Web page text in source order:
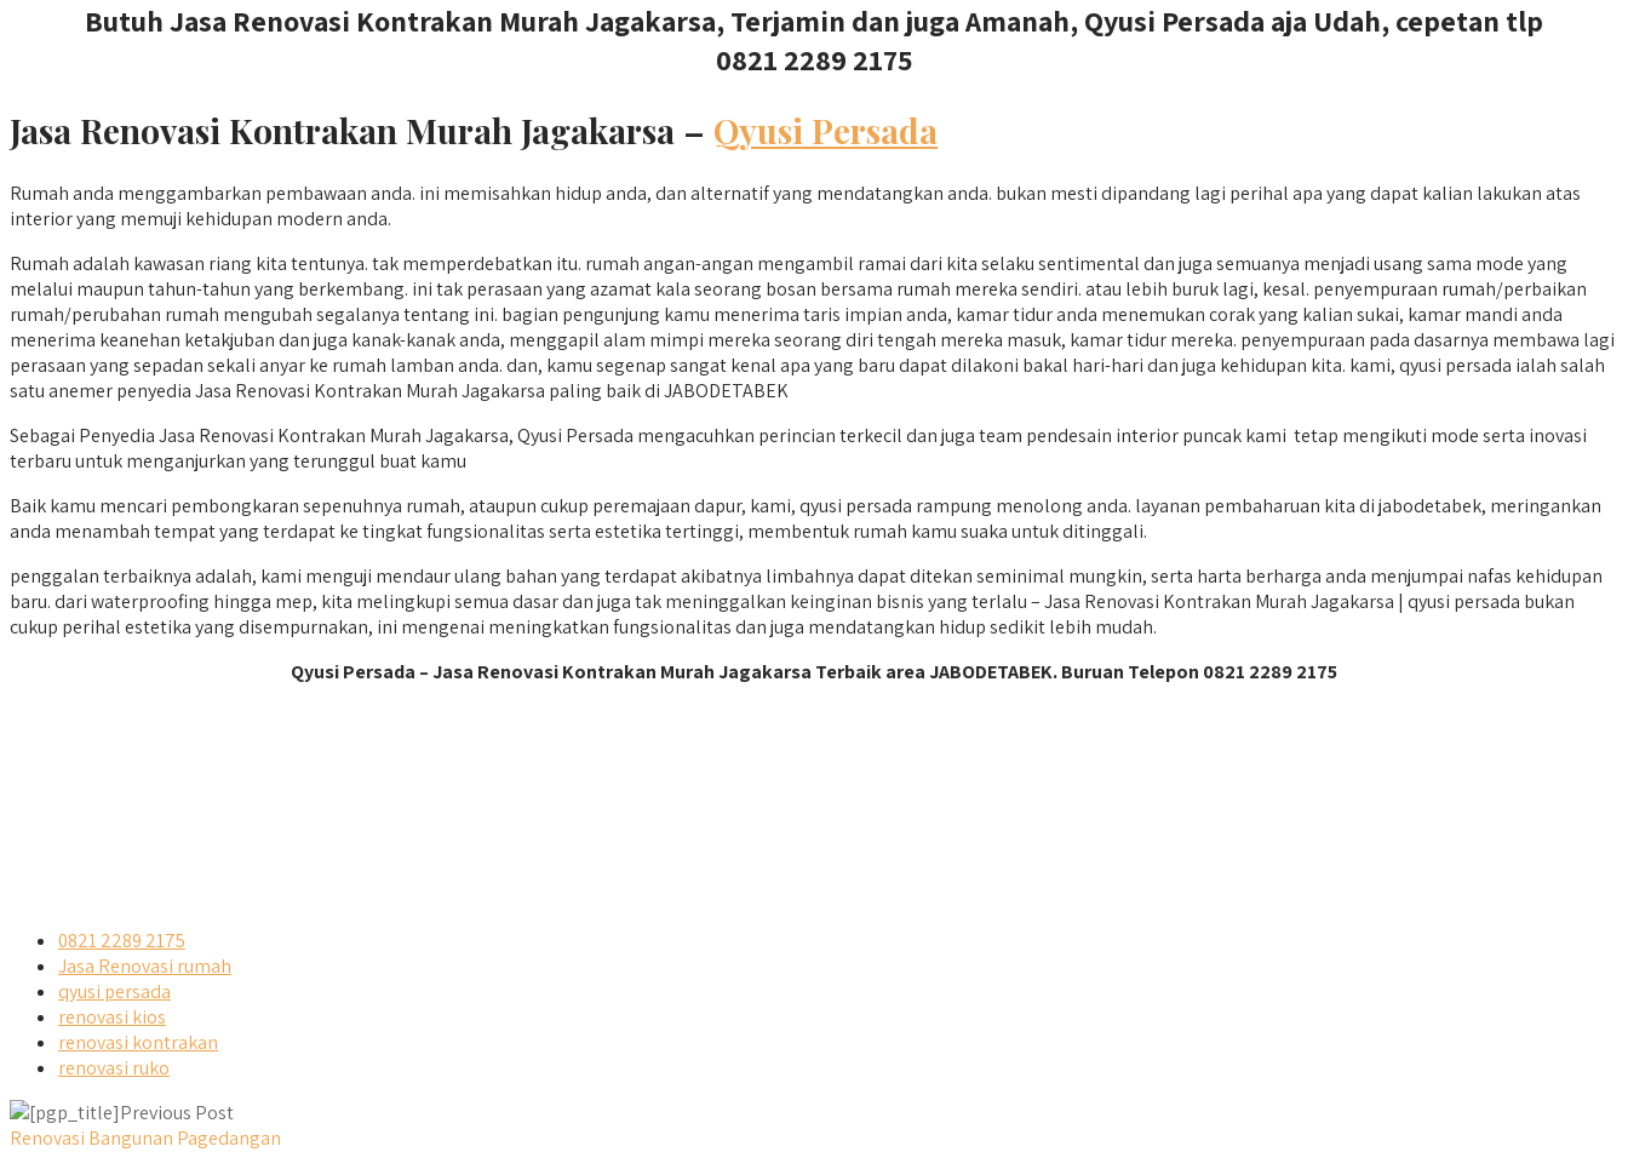
Butuh Jasa Renovasi Kontrakan Murah Jagakarsa, Terjamin dan juga Amanah, Qyusi Persada aja Udah, cepetan tlp
0821 2289 2175
Jasa Renovasi Kontrakan Murah Jagakarsa – Qyusi Persada
Rumah anda menggambarkan pembawaan anda. ini memisahkan hidup anda, dan alternatif yang mendatangkan anda. bukan mesti dipandang lagi perihal apa yang dapat kalian lakukan atas
interior yang memuji kehidupan modern anda.
Rumah adalah kawasan riang kita tentunya. tak memperdebatkan itu. rumah angan-angan mengambil ramai dari kita selaku sentimental dan juga semuanya menjadi usang sama mode yang
melalui maupun tahun-tahun yang berkembang. ini tak perasaan yang azamat kala seorang bosan bersama rumah mereka sendiri. atau lebih buruk lagi, kesal. penyempuraan rumah/perbaikan
rumah/perubahan rumah mengubah segalanya tentang ini. bagian pengunjung kamu menerima taris impian anda, kamar tidur anda menemukan corak yang kalian sukai, kamar mandi anda
menerima keanehan ketakjuban dan juga kanak-kanak anda, menggapil alam mimpi mereka seorang diri tengah mereka masuk, kamar tidur mereka. penyempuraan pada dasarnya membawa lagi
perasaan yang sepadan sekali anyar ke rumah lamban anda. dan, kamu segenap sangat kenal apa yang baru dapat dilakoni bakal hari-hari dan juga kehidupan kita. kami, qyusi persada ialah salah
satu anemer penyedia Jasa Renovasi Kontrakan Murah Jagakarsa paling baik di JABODETABEK
Sebagai Penyedia Jasa Renovasi Kontrakan Murah Jagakarsa, Qyusi Persada mengacuhkan perincian terkecil dan juga team pendesain interior puncak kami tetap mengikuti mode serta inovasi
terbaru untuk menganjurkan yang terunggul buat kamu
Baik kamu mencari pembongkaran sepenuhnya rumah, ataupun cukup peremajaan dapur, kami, qyusi persada rampung menolong anda. layanan pembaharuan kita di jabodetabek, meringankan
anda menambah tempat yang terdapat ke tingkat fungsionalitas serta estetika tertinggi, membentuk rumah kamu suaka untuk ditinggali.
penggalan terbaiknya adalah, kami menguji mendaur ulang bahan yang terdapat akibatnya limbahnya dapat ditekan seminimal mungkin, serta harta berharga anda menjumpai nafas kehidupan
baru. dari waterproofing hingga mep, kita melingkupi semua dasar dan juga tak meninggalkan keinginan bisnis yang terlalu – Jasa Renovasi Kontrakan Murah Jagakarsa | qyusi persada bukan
cukup perihal estetika yang disempurnakan, ini mengenai meningkatkan fungsionalitas dan juga mendatangkan hidup sedikit lebih mudah.
Qyusi Persada – Jasa Renovasi Kontrakan Murah Jagakarsa Terbaik area JABODETABEK. Buruan Telepon 0821 2289 2175
0821 2289 2175
Jasa Renovasi rumah
qyusi persada
renovasi kios
renovasi kontrakan
renovasi ruko
Previous Post
Renovasi Bangunan Pagedangan